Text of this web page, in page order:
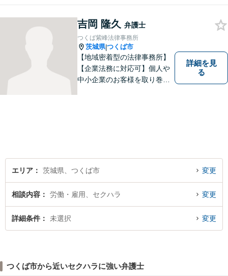
にお問合せください。
吉岡 隆久 弁護士
つくば紫峰法律事務所
茨城県|つくば市
【地域密着型の法律事務所】
【企業法務に対応可】個人や
中小企業のお客様を取り巻く
詳細を見
る
エリア 茨城県、つくば市 変更
相談内容 労働・雇用、セクハラ 変更
詳細条件 未選択 変更
つくば市から近いセクハラに強い弁護士